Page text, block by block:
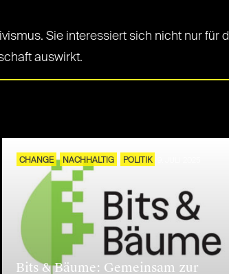
Sie interessiert sich nicht nur für
auswirkt.
CHANGE NACHHALTIG POLITIK
Bits & Bäume: Gemeinsam zur